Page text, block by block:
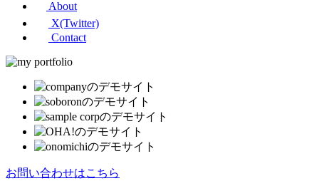
About
X(Twitter)
Contact
お問い合わせはこちら